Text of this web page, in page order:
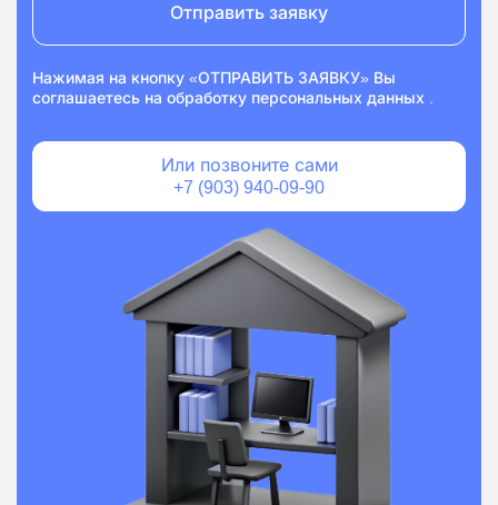
Отправить заявку
Нажимая на кнопку «ОТПРАВИТЬ ЗАЯВКУ» Вы
соглашаетесь на обработку персональных данных
Или позвоните сами
+7 (903) 940-09-90